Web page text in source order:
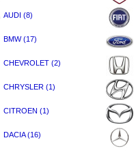
INTEGRA
ACCORD
FORD
MONDEO
LOGAN
ASTRA
DACIA
LOGAN
ASTRA
DACIA
LOGAN
RENAULT
MEGANE
C5
AUDI (8)
BMW (17)
CHEVROLET (2)
CHRYSLER (1)
CITROEN (1)
DACIA (16)